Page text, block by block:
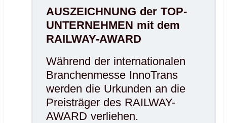
AUSZEICHNUNG der TOP-
UNTERNEHMEN mit dem
RAILWAY-AWARD
Während der internationalen
Branchenmesse InnoTrans
werden die Urkunden an die
Preisträger des RAILWAY-
AWARD verliehen.